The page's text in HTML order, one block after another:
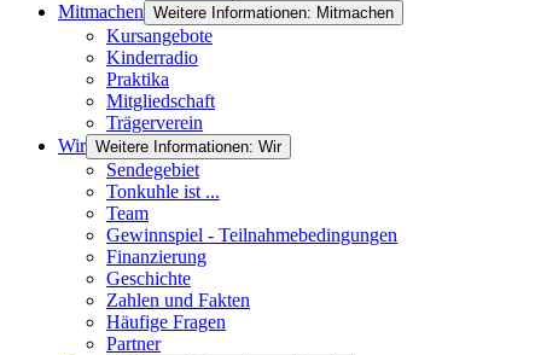
Mitmachen Weitere Informationen: Mitmachen
Kursangebote
Kinderradio
Praktika
Mitgliedschaft
Trägerverein
Wir Weitere Informationen: Wir
Sendegebiet
Tonkuhle ist ...
Team
Gewinnspiel - Teilnahmebedingungen
Finanzierung
Geschichte
Zahlen und Fakten
Häufige Fragen
Partner